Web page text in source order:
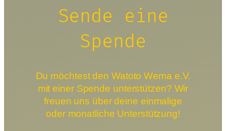
Sende eine
Spende
Du möchtest den Watoto Wema e.V.
mit einer Spende unterstützen? Wir
freuen uns über deine einmalige
oder monatliche Unterstützung!